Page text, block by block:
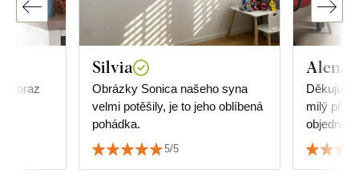
obraz
Silvia
Obrázky Sonica našeho syna
velmi potěšily, je to jeho oblíbená
pohádka.
5/5
Alena
Děkuju
milý
objednávky. Mandala